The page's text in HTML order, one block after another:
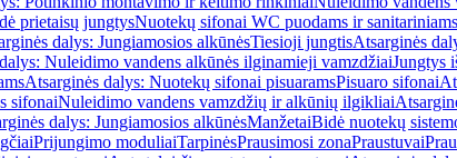
prietaisų jungtysNuotekų sifonai WC puodams ir
dalys: Jungiamosios alkūnėsTiesioji jungtisAtsarginės
Nuleidimo vandens alkūnės ilginamieji vamzdžiaiJungtys
Atsarginės dalys: Nuotekų sifonai pisuaramsPisuaro sifonai
sifonaiNuleidimo vandens vamzdžių ir alkūnių ilgikliai
dalys: Jungiamosios alkūnėsManžetaiBidė nuotekų
Prijungimo moduliaiTarpinėsPrausimosi zonaPraustuvai